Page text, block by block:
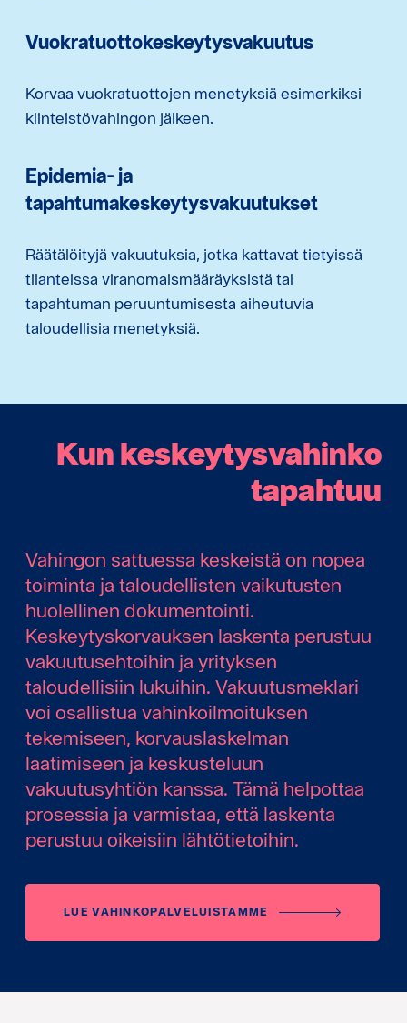
Vuokratuottokeskeytysvakuutus
Korvaa vuokratuottojen menetyksiä esimerkiksi
kiinteistövahingon jälkeen.
Epidemia- ja
tapahtumakeskeytysvakuutukset
Räätälöityjä vakuutuksia, jotka kattavat tietyissä
tilanteissa viranomaismääräyksistä tai
tapahtuman peruuntumisesta aiheutuvia
taloudellisia menetyksiä.
Kun keskeytysvahinko
tapahtuu
Vahingon sattuessa keskeistä on nopea
toiminta ja taloudellisten vaikutusten
huolellinen dokumentointi.
Keskeytyskorvauksen laskenta perustuu
vakuutusehtoihin ja yrityksen
taloudellisiin lukuihin. Vakuutusmeklari
voi osallistua vahinkoilmoituksen
tekemiseen, korvauslaskelman
laatimiseen ja keskusteluun
vakuutusyhtiön kanssa. Tämä helpottaa
prosessia ja varmistaa, että laskenta
perustuu oikeisiin lähtötietoihin.
LUE VAHINKOPALVELUISTAMME